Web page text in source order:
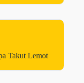
Takut Lemot